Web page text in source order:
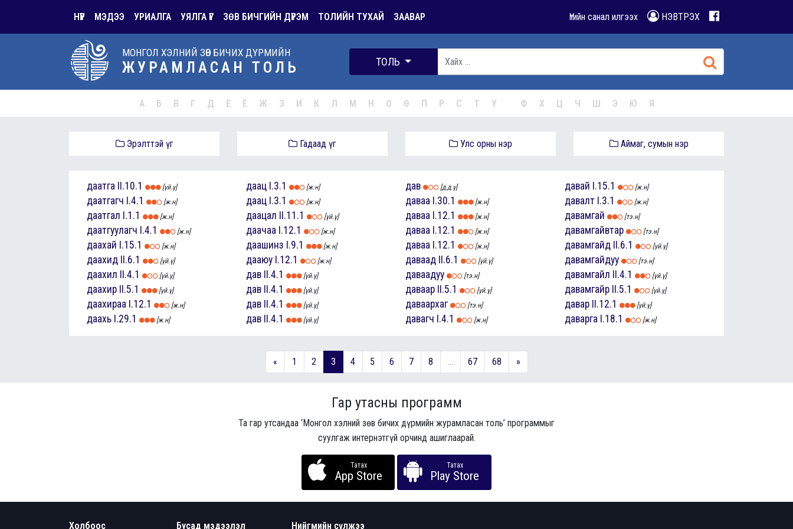
НҮҮР МЭДЭЭ УРИАЛГА УЯЛГА ҮГ ЗӨВ БИЧГИЙН ДҮРЭМ ТОЛИЙН ТУХАЙ ЗААВАР Үгийн санал илгээх НЭВТРЭХ
МОНГОЛ ХЭЛНИЙ ЗӨВ БИЧИХ ДҮРМИЙН
ЖУРАМЛАСАН ТОЛЬ ТОЛЬ
А Б В Г Д Е Ё Ж З И К Л М Н О Ө П Р С Т У Ф Х Ц Ч Ш Э Ю Я
Эрэлттэй үг Гадаад үг Улс орны нэр Аймаг, сумын нэр
даатга II.10.1 [үй.ү]
даатгагч I.4.1 [ж.н]
даатгал I.1.1 [ж.н]
даатгуулагч I.4.1 [ж.н]
даахай I.15.1 [ж.н]
даахид II.6.1 [үй.ү]
даахил II.4.1 [үй.ү]
даахир II.5.1 [үй.ү]
даахираа I.12.1 [ж.н]
даахь I.29.1 [ж.н]
даац I.3.1 [ж.н]
даац I.3.1 [ж.н]
даацал II.11.1 [үй.ү]
даачаа I.12.1 [ж.н]
даашинз I.9.1 [ж.н]
дааюу I.12.1 [ж.н]
дав II.4.1 [үй.ү]
дав II.4.1 [үй.ү]
дав II.4.1 [үй.ү]
дав II.4.1 [үй.ү]
дав [д.д.ү]
даваа I.30.1 [ж.н]
даваа I.12.1 [ж.н]
даваа I.12.1 [ж.н]
даваа I.12.1 [ж.н]
даваад II.6.1 [үй.ү]
даваадуу [тэ.н]
даваар II.5.1 [үй.ү]
даваархаг [тэ.н]
давагч I.4.1 [ж.н]
давай I.15.1 [ж.н]
давалт I.3.1 [ж.н]
давамгай [тэ.н]
давамгайвтар [тэ.н]
давамгайд II.6.1 [үй.ү]
давамгайдуу [тэ.н]
давамгайл II.4.1 [үй.ү]
давамгайр II.5.1 [үй.ү]
давар II.12.1 [үй.ү]
даварга I.18.1 [ж.н]
« 1 2 3 4 5 6 7 8 ... 67 68 »
Гар утасны программ
Та гар утсандаа ‘Монгол хэлний зөв бичих дүрмийн журамласан толь’ программыг
суулгаж интернэтгүй орчинд ашиглаарай.
Татах
App Store
Татах
Play Store
Холбоос Бусад мэдээлэл Нийгмийн сүлжээ